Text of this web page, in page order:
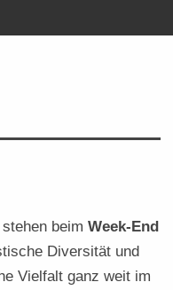
beim Week-End
Diversität und
Vielfalt ganz weit im